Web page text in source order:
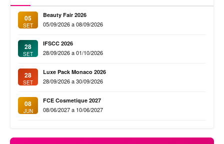
05
SET
Beauty Fair 2026
05/09/2026 a 08/09/2026
28
SET
IFSCC 2026
28/09/2026 a 01/10/2026
28
SET
Luxe Pack Monaco 2026
28/09/2026 a 30/09/2026
08
JUN
FCE Cosmetique 2027
08/06/2027 a 10/06/2027